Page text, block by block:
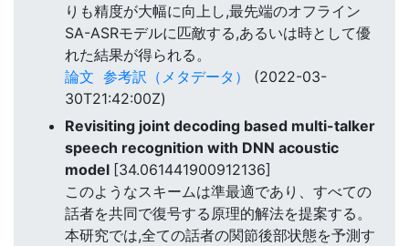
りも精度が大幅に向上し,最先端のオフライン
SA-ASRモデルに匹敵する,あるいは時として優
れた結果が得られる。
論文 参考訳（メタデータ）
(2022-03-
30T21:42:00Z)
Revisiting joint decoding based multi-talker
speech recognition with DNN acoustic
model [34.061441900912136]
このようなスキームは準最適であり、すべての
話者を共同で復号する原理的解法を提案する。
本研究では,全ての話者の関節後部状態を予測す